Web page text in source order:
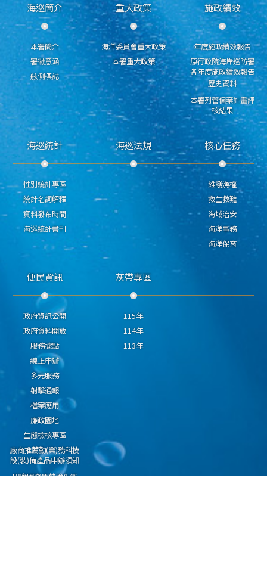
海巡簡介
本署簡介
署徽意涵
舷側標誌
重大政策
海洋委員會重大政策
本署重大政策
施政績效
年度施政績效報告
原行政院海岸巡防署
各年度施政績效報告
歷史資料
本署列管個案計畫評
核結果
海巡統計
性別統計專區
統計名詞解釋
資料發布時間
海巡統計書刊
海巡法規 核心任務
維護漁權
救生救難
海域治安
海洋事務
海洋保育
便民資訊
政府資訊公開
政府資料開放
服務據點
線上申辦
多元服務
射擊通報
檔案應用
廉政園地
生態檢核專區
廠商推薦勤(業)務科技
設(裝)備產品申辦須知
因應國際情勢強化經
灰帶專區
115年
114年
113年